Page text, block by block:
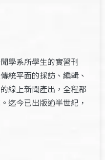
學系所學生的實習刊
統平面的採訪、編輯、
線上新聞產出，全程都
迄今已出版逾半世紀，